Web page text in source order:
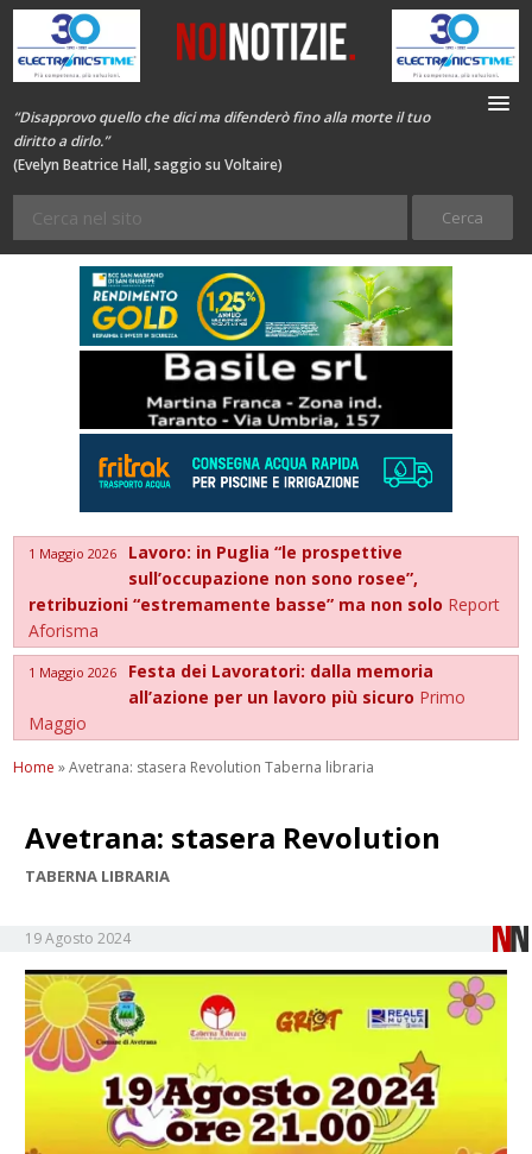
“Disapprovo quello che dici ma difenderò fino alla morte il tuo
diritto a dirlo.”
(Evelyn Beatrice Hall, saggio su Voltaire)
1 Maggio 2026
Lavoro: in Puglia “le prospettive
sull’occupazione non sono rosee”,
retribuzioni “estremamente basse” ma non solo Report
Aforisma
1 Maggio 2026
Festa dei Lavoratori: dalla memoria
all’azione per un lavoro più sicuro Primo
Maggio
Home »Avetrana: stasera Revolution Taberna libraria
Avetrana: stasera Revolution
TABERNA LIBRARIA
19 Agosto 2024